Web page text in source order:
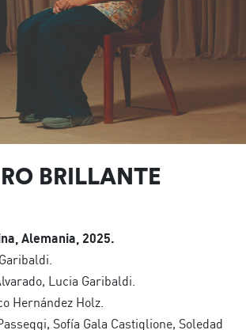
BRILLANTE
Alemania, 2025.
Lucia Garibaldi.
Hernández Holz.
Sofía Gala Castiglione, Soledad